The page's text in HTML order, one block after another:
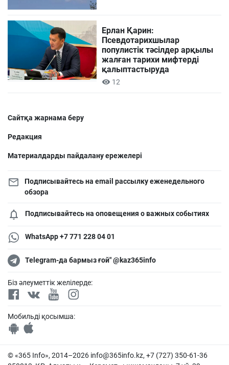
Ерлан Қарин:
Псевдотарихшылар
популистік тәсілдер арқылы
жалған тарихи мифтерді
қалыптастыруда
12
Сайтқа жарнама беру
Редакция
Материалдарды пайдалану ережелері
Подписывайтесь на email рассылку еженедельного
обзора
Подписывайтесь на оповещения о важных событиях
WhatsApp +7 771 228 04 01
Telegram-да бармыз ғой" @kaz365info
Біз әлеуметтік желілерде:
Мобильді қосымша:
© «365 Info», 2014–2026 info@365info.kz, +7 (727) 350-61-36